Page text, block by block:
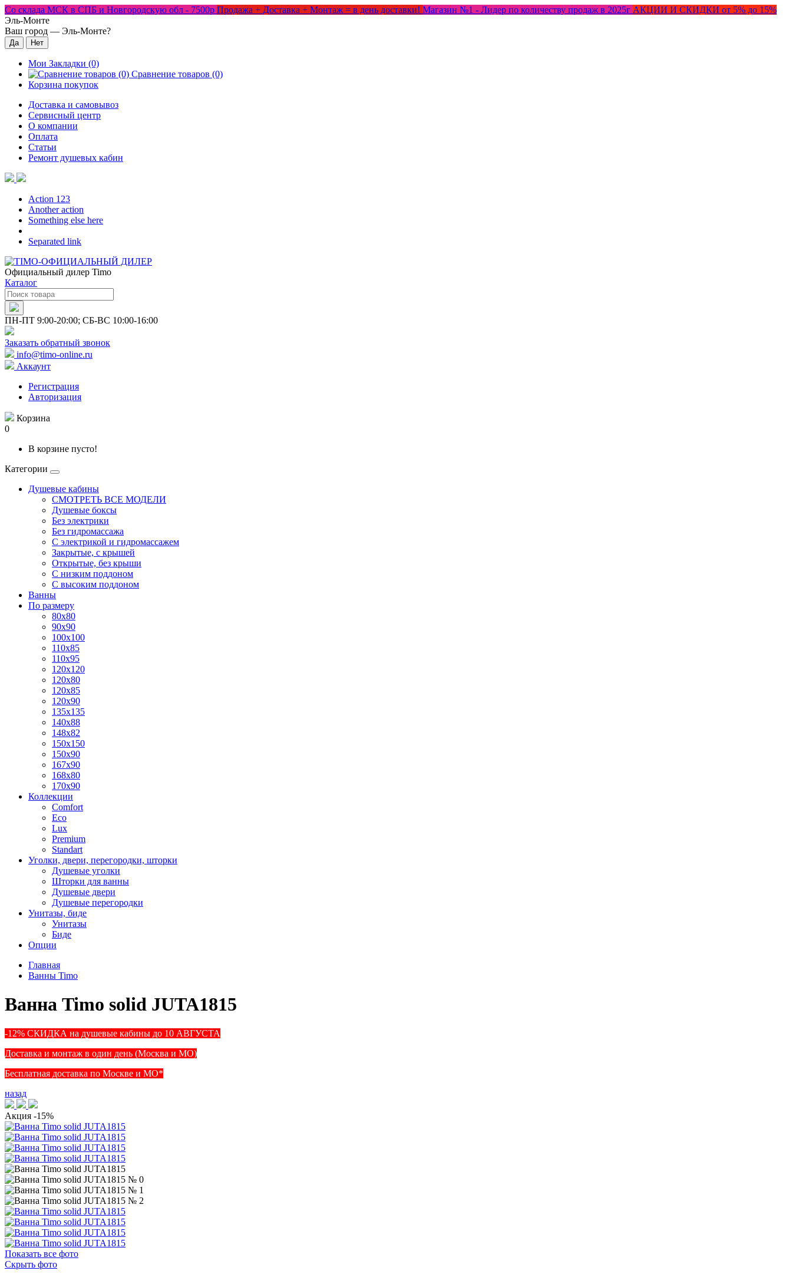
Со склада МСК в СПБ и Новгородскую обл - 7500р Продажа + Доставка + Монтаж = в день доставки! Магазин №1 - Лидер по количеству продаж в 2025г АКЦИИ И СКИДКИ от 5% до 15%
Эль-Монте
Ваш город — Эль-Монте?
Мои Закладки (0)
Сравнение товаров (0)
Корзина покупок
Доставка и самовывоз
Сервисный центр
О компании
Оплата
Статьи
Ремонт душевых кабин
Action 123
Another action
Something else here
Separated link
Официальный дилер Timo
Каталог
ПН-ПТ 9:00-20:00; СБ-ВС 10:00-16:00
Заказать обратный звонок
info@timo-online.ru
Аккаунт
Регистрация
Авторизация
Корзина
0
В корзине пусто!
Категории
Душевые кабины
СМОТРЕТЬ ВСЕ МОДЕЛИ
Душевые боксы
Без электрики
Без гидромассажа
С электрикой и гидромассажем
Закрытые, с крышей
Открытые, без крыши
С низким поддоном
С высоким поддоном
Ванны
По размеру
80x80
90x90
100x100
110x85
110x95
120x120
120x80
120x85
120x90
135x135
140x88
148x82
150x150
150x90
167x90
168x80
170x90
Коллекции
Comfort
Eco
Lux
Premium
Standart
Уголки, двери, перегородки, шторки
Душевые уголки
Шторки для ванны
Душевые двери
Душевые перегородки
Унитазы, биде
Унитазы
Биде
Опции
Главная
Ванны Timo
Ванна Timo solid JUTA1815
-12% СКИДКА на душевые кабины до 10 АВГУСТА
Доставка и монтаж в один день (Москва и МО)
Бесплатная доставка по Москве и МО*
назад
Акция -15%
Показать все фото
Скрыть фото